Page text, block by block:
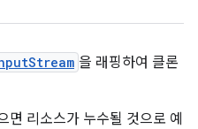
을 래핑하여 클론
면 리소스가 누수될 것으로 예